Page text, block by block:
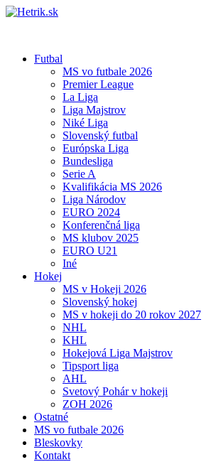
Futbal
MS vo futbale 2026
Premier League
La Liga
Liga Majstrov
Niké Liga
Slovenský futbal
Európska Liga
Bundesliga
Serie A
Kvalifikácia MS 2026
Liga Národov
EURO 2024
Konferenčná liga
MS klubov 2025
EURO U21
Iné
Hokej
MS v Hokeji 2026
Slovenský hokej
MS v hokeji do 20 rokov 2027
NHL
KHL
Hokejová Liga Majstrov
Tipsport liga
AHL
Svetový Pohár v hokeji
ZOH 2026
Ostatné
MS vo futbale 2026
Bleskovky
Kontakt